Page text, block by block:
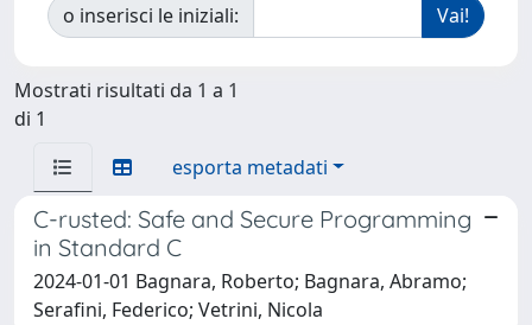
o inserisci le iniziali:
Mostrati risultati da 1 a 1
di 1
esporta metadati
C-rusted: Safe and Secure Programming
in Standard C
2024-01-01 Bagnara, Roberto; Bagnara, Abramo;
Serafini, Federico; Vetrini, Nicola